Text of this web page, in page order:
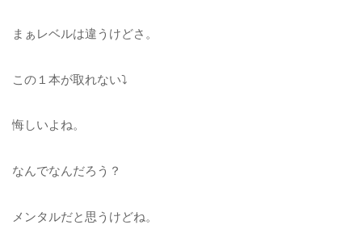
まぁレベルは違うけどさ。
この１本が取れない⤵︎
悔しいよね。
なんでなんだろう？
メンタルだと思うけどね。